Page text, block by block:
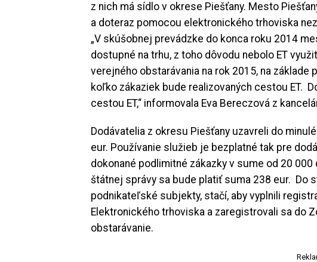
z nich má sídlo v okrese Piešťany. Mesto
a doteraz pomocou elektronického trhoviska
„V skúšobnej prevádzke do konca roku 2014
dostupné na trhu, z toho dôvodu nebolo ET
verejného obstarávania na rok 2015, na
koľko zákaziek bude realizovaných cestou ET.
cestou ET,“ informovala Eva Bereczová z
Dodávatelia z okresu Piešťany uzavreli do
eur. Používanie služieb je bezplatné tak pre
dokonané podlimitné zákazky v sume od 20
štátnej správy sa bude platiť suma 238 eur. Do
podnikateľské subjekty, stačí, aby vyplnili
Elektronického trhoviska a zaregistrovali sa do
obstarávanie.